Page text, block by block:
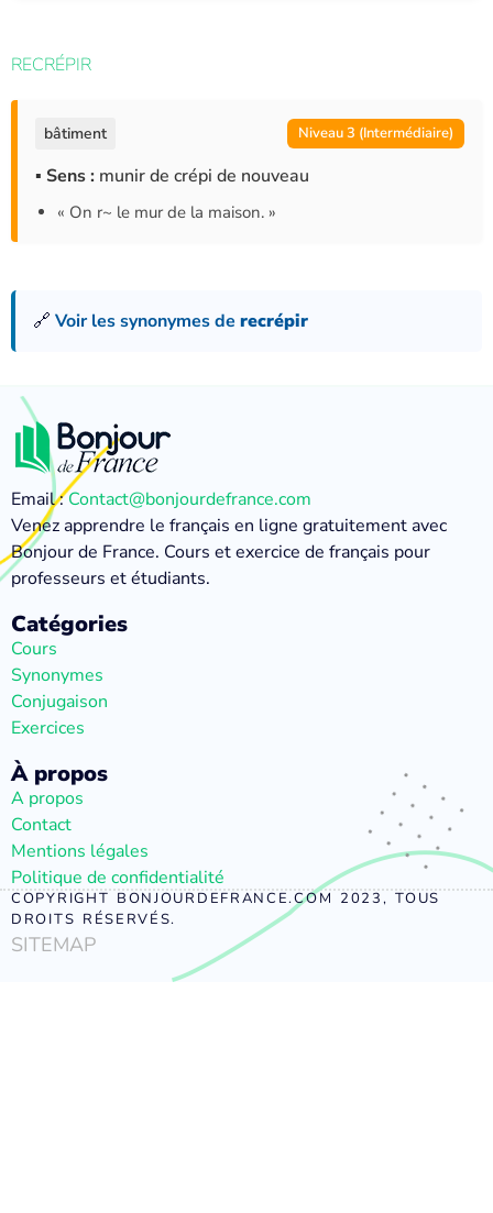
RECRÉPIR
bâtiment Niveau 3 (Intermédiaire)
▪ Sens : munir de crépi de nouveau
« On r~ le mur de la maison. »
🔗 Voir les synonymes de recrépir
Email :Contact@bonjourdefrance.com
Venez apprendre le français en ligne gratuitement avec
Bonjour de France. Cours et exercice de français pour
professeurs et étudiants.
Catégories
Cours
Synonymes
Conjugaison
Exercices
À propos
A propos
Contact
Mentions légales
Politique de confidentialité
COPYRIGHT BONJOURDEFRANCE.COM 2023, TOUS
DROITS RÉSERVÉS.
SITEMAP